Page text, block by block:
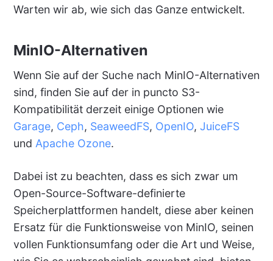
Warten wir ab, wie sich das Ganze entwickelt.
MinIO-Alternativen
Wenn Sie auf der Suche nach MinIO-Alternativen
sind, finden Sie auf der in puncto S3-
Kompatibilität derzeit einige Optionen wie
Garage, Ceph, SeaweedFS, OpenIO, JuiceFS
und Apache Ozone.
Dabei ist zu beachten, dass es sich zwar um
Open-Source-Software-definierte
Speicherplattformen handelt, diese aber keinen
Ersatz für die Funktionsweise von MinIO, seinen
vollen Funktionsumfang oder die Art und Weise,